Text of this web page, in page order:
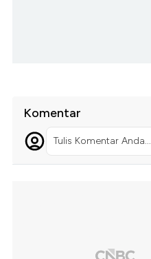
Komentar
Tulis Komentar Anda...